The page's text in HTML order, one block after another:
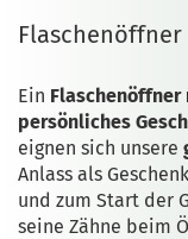
Ein Flaschenöffner
persönliches
eignen sich unsere
Anlass als
und zum Start der
seine Zähne beim